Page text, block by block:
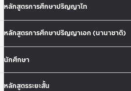
หลักสูตรการศึกษาปริญญาโท
หลักสูตรการศึกษาปริญญาเอก (นานาชาติ)
นักศึกษา
หลักสูตรระยะสั้น